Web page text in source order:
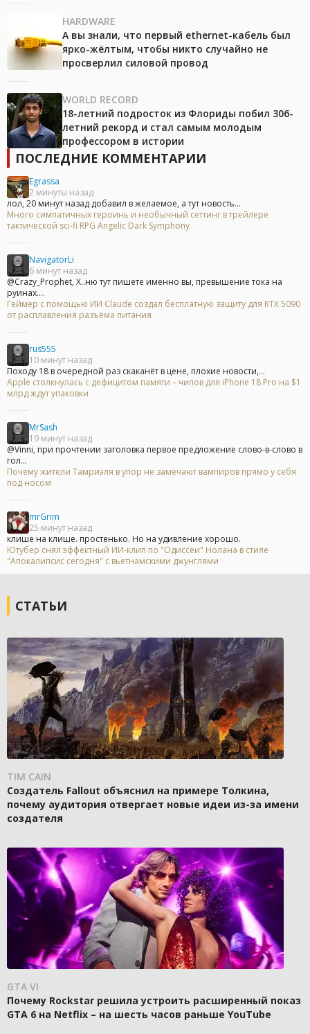
HARDWARE
А вы знали, что первый ethernet-кабель был
ярко-жёлтым, чтобы никто случайно не
просверлил силовой провод
WORLD RECORD
18-летний подросток из Флориды побил 306-
летний рекорд и стал самым молодым
профессором в истории
ПОСЛЕДНИЕ КОММЕНТАРИИ
Egrassa
2 минуты назад
лол, 20 минут назад добавил в желаемое, а тут новость...
Много симпатичных героинь и необычный сеттинг в трейлере
тактической sci-fi RPG Angelic Dark Symphony
NavigatorLi
6 минут назад
@Crazy_Prophet, Х..ню тут пишете именно вы, превышение тока на
руинах....
Геймер с помощью ИИ Claude создал бесплатную защиту для RTX 5090
от расплавления разъёма питания
rus555
10 минут назад
Походу 18 в очередной раз скаканёт в цене, плохие новости,...
Apple столкнулась с дефицитом памяти – чипов для iPhone 18 Pro на $1
млрд ждут упаковки
MrSash
19 минут назад
@Vinni, при прочтении заголовка первое предложение слово-в-слово в
гол...
Почему жители Тамриэля в упор не замечают вампиров прямо у себя
под носом
mrGrim
25 минут назад
клише на клише. простенько. Но на удивление хорошо.
Ютубер снял эффектный ИИ-клип по "Одиссеи" Нолана в стиле
"Апокалипсис сегодня" с вьетнамскими джунглями
СТАТЬИ
TIM CAIN
Создатель Fallout объяснил на примере Толкина,
почему аудитория отвергает новые идеи из-за имени
создателя
GTA VI
Почему Rockstar решила устроить расширенный показ
GTA 6 на Netflix – на шесть часов раньше YouTube